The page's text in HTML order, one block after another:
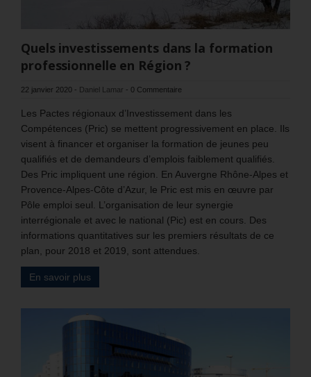
Quels investissements dans la formation
professionnelle en Région ?
22 janvier 2020 - Daniel Lamar - 0 Commentaire
Les Pactes régionaux d’Investissement dans les
Compétences (Pric) se mettent progressivement en place. Ils
visent à financer et organiser la formation de jeunes peu
qualifiés et de demandeurs d’emplois faiblement qualifiés.
Des Pric impliquent une région. En Auvergne Rhône-Alpes et
Provence-Alpes-Côte d’Azur, le Pric est mis en œuvre par
Pôle emploi seul. L’organisation de leur synergie
interrégionale et avec le national (Pic) est en cours. Des
informations quantitatives sur les premiers résultats de ce
plan, pour 2018 et 2019, sont attendues.
En savoir plus